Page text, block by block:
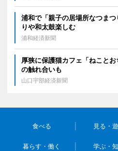
浦和で「親子の居場所なつま
りや和太鼓楽しむ
浦和経済新聞
厚狭に保護猫カフェ「ねこと
の触れ合いも
山口宇部経済新聞
食べる 見る・
暮らす・働く 学ぶ・